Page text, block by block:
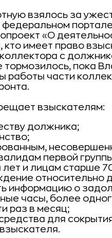
взялось за
федеральном
«О
имеет право
с
тормозилось, пока
работы части
взыскателям:
должника;
первой
и лицам старше
относительно
информацию о
часы, более
раз в месяц;
для